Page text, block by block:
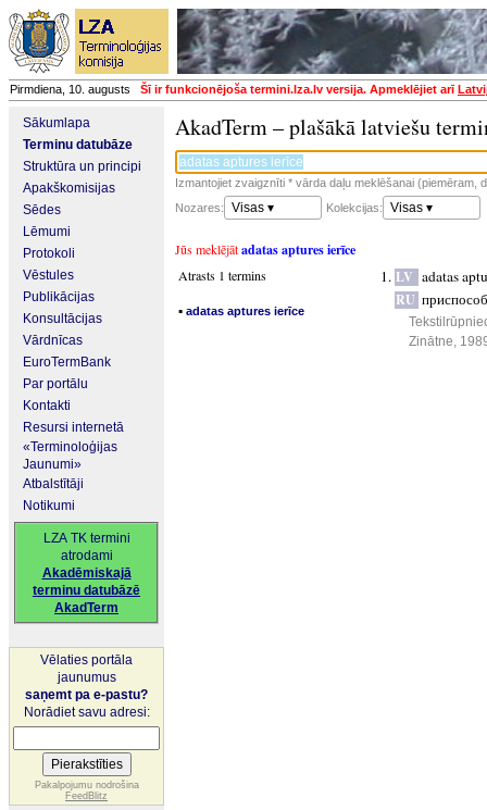
Pirmdiena, 10. augusts Šī ir funkcionējoša termini.lza.lv versija. Apmeklējiet arī
Sākumlapa
Terminu datubāze
Struktūra un principi
Apakškomisijas
Sēdes
Lēmumi
Protokoli
Vēstules
Publikācijas
Konsultācijas
Vārdnīcas
EuroTermBank
Par portālu
Kontakti
Resursi internetā
«Terminoloģijas
Jaunumi»
Atbalstītāji
Notikumi
LZA TK termini
atrodami
Akadēmiskajā
terminu datubāzē
AkadTerm
Vēlaties portāla
jaunumus
saņemt pa e-pastu?
Norādiet savu adresi:
Pakalpojumu nodrošina
FeedBlitz
AkadTerm – plašākā latviešu
Izmantojiet zvaigznīti * vārda daļu meklēšanai (piemēram,
Nozares:
Visas ▾ Kolekcijas: Visas ▾
Jūs meklējātadatas aptures ierīce
Atrasts 1 termins
▪ adatas aptures ierīce
LV adatas
RU
Zinātne,